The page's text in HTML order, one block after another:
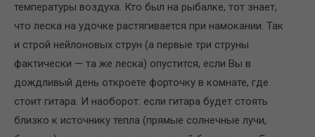
температуры воздуха. Кто был на рыбалке, тот знает,
что леска на удочке растягивается при намокании. Так
и строй нейлоновых струн (а первые три струны
фактически — та же леска) опустится, если Вы в
дождливый день откроете форточку в комнате, где
стоит гитара. И наоборот: если гитара будет стоять
близко к источнику тепла (прямые солнечные лучи,